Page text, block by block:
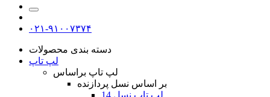
۰۲۱-۹۱۰۰۷۳۷۴
دسته بندی محصولات
لپ تاپ
لپ تاپ براساس
بر اساس نسل پردازنده
لپ تاپ نسل 14